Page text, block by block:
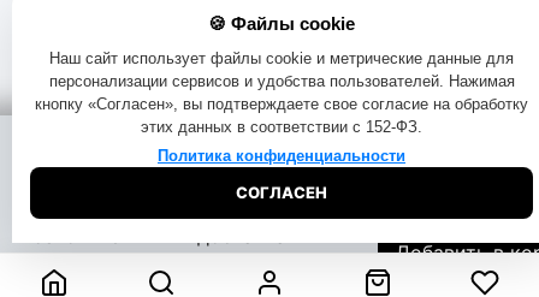
покупке:
Начать чат
8-800-333-51-
Доставка:
Узнать дату
Добавить в
использует куки-файлы и другие технологии, чтобы помочь
вам в навигации, а также предоставить лучший
пользовательский опыт, анализировать использование
наших продуктов и услуг, повысить качество рекламных и
маркетинговых активностей. Если Вы не хотите, чтобы
Ваши пользовательские данные обрабатывались,
пожалуйста, ограничьте их использование в своём
браузере.
Договор оферта
Обмен и возврат товара
🍪 Файлы cookie
Наш сайт использует файлы cookie и метрические данные для
персонализации сервисов и удобства пользователей. Нажимая
кнопку «Согласен», вы подтверждаете свое согласие на обработку
этих данных в соответствии с 152-ФЗ.
Политика конфиденциальности
СОГЛАСЕН